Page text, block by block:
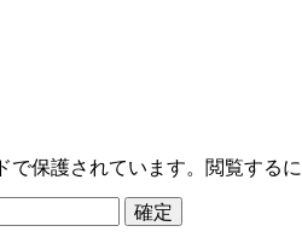
で保護されています。閲覧する